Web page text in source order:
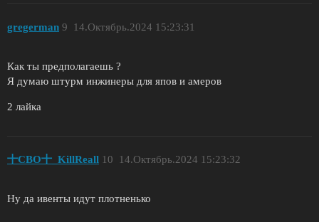
gregerman 14.Октябрь.2024 15:23:31
9
Как ты предполагаешь ?
Я думаю штурм инжинеры для япов и амеров
2 лайка
十СВО十_KillReall 14.Октябрь.2024 15:23:32
10
Ну да ивенты идут плотненько